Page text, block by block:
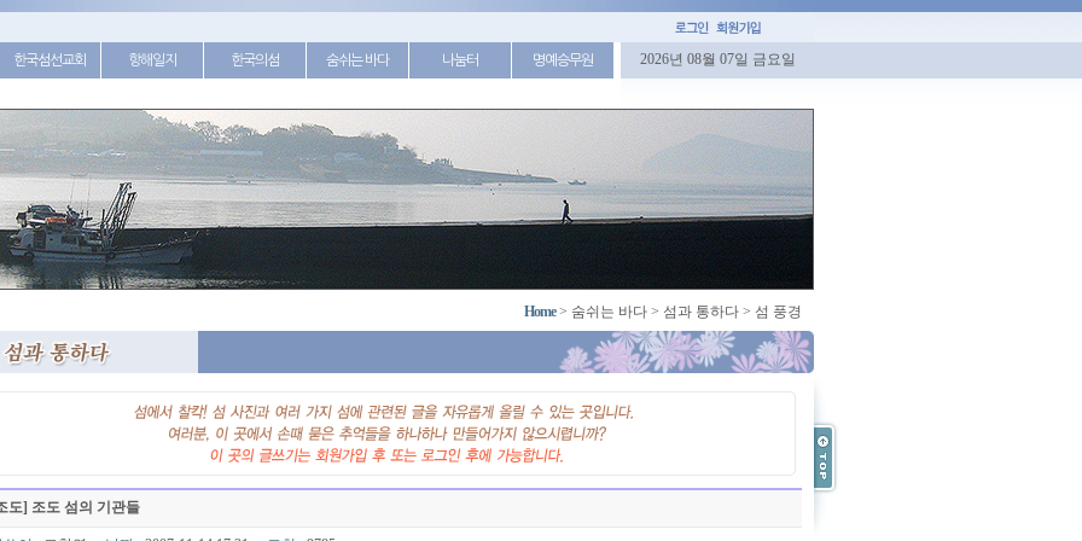
한국섬선교회 항해일지 한국의섬 숨쉬는 바다 나눔터 명예승무원 2026년 08월 07일 금요일
Home> 숨쉬는 바다 > 섬과 통하다 > 섬 풍경
도] 조도 섬의 기관들